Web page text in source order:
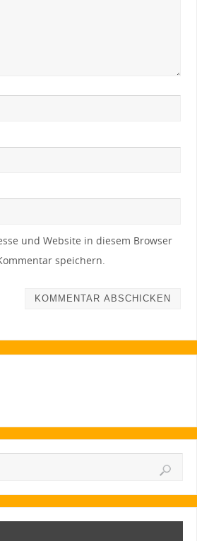
und Website in diesem Browser
speichern.